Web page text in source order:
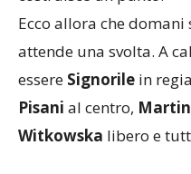
costruisce un punto.
Ecco allora che
attende una svolta. A
essere
Signorile in regia
Pisani
al centro,
libero e